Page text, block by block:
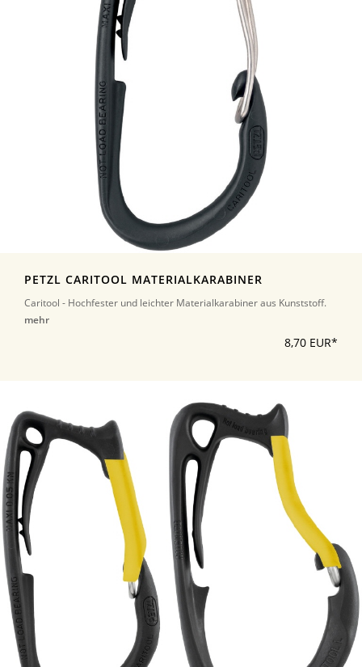
PETZL CARITOOL MATERIALKARABINER
Caritool - Hochfester und leichter Materialkarabiner aus Kunststoff.
mehr
8,70 EUR*